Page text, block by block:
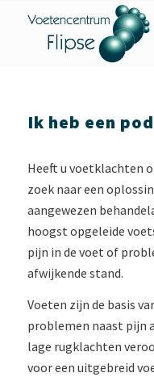
Ik heb een
Heeft u voetklachten
zoek naar een
aangewezen
hoogst opgeleide
pijn in de voet of
afwijkende stand.
Voeten zijn de basis
problemen naast pijn
lage rugklachten
voor een uitgebreid